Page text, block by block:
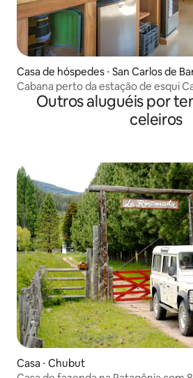
Casa de hóspedes ⋅ San Carlos de
Cabana perto da estação de esqui
Gutierrez
Outros aluguéis por
celeiros
Casa ⋅ Chubut